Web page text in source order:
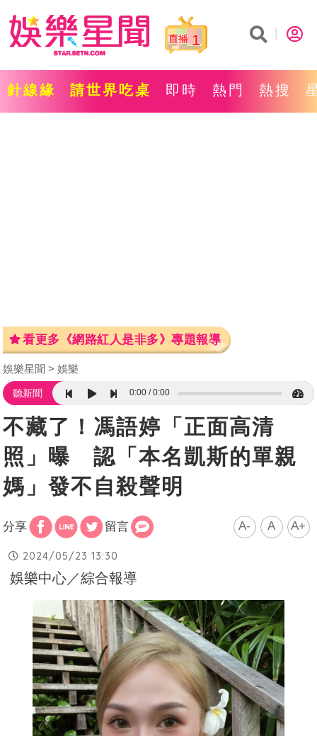
1
針線緣 請世界吃桌 即時 熱門 熱搜
看更多《網路紅人是非多》專題報導
娛樂星聞 娛樂
聽新聞 0:00 0:00
不藏了！馮語婷「正面高清
照」曝 認「本名凱斯的單親
媽」發不自殺聲明
分享 留言 A- A A+
2024/05/23 13:30
娛樂中心／綜合報導